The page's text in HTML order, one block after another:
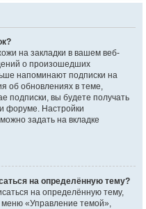
на закладки в вашем веб-
о произошедших
напоминают подписки на
об обновлениях в теме,
подписки, вы будете получать
форуме. Настройки
задать на вкладке
на определённую тему?
на определённую тему,
меню «Управление темой»,